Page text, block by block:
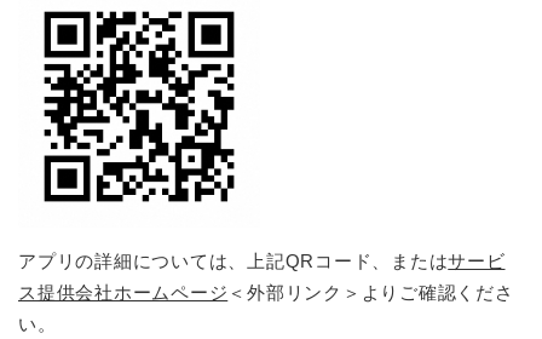
アプリの詳細については、上記QRコード、またはサービ
ス提供会社ホームページ ＜外部リンク＞ よりご確認くださ
い。